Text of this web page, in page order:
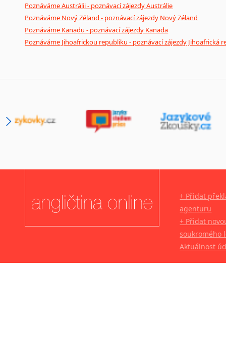
Poznáváme Austrálii - poznávací zájezdy Austrálie
Poznáváme Nový Zéland - poznávací zájezdy Nový Zéland
Poznáváme Kanadu - poznávací zájezdy Kanada
Poznáváme Jihoafrickou republiku - poznávací zájezdy Jihoafrická
+ Přidat
agenturu
+ Přidat
soukromého
Aktuálnost